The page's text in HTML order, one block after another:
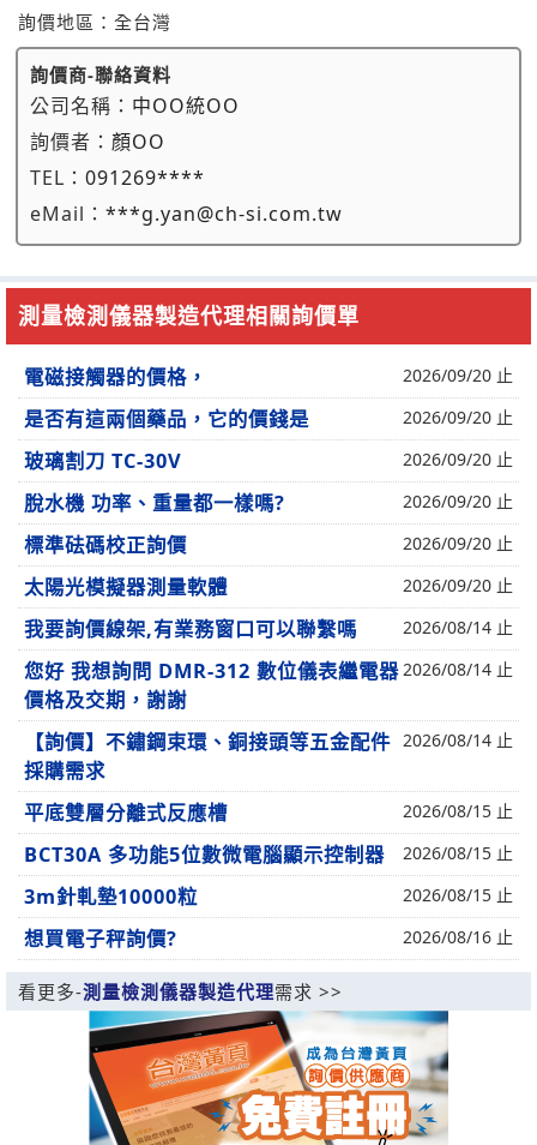
詢價地區： 全台灣
詢價商-聯絡資料
公司名稱： 中OO統OO
詢價者： 顏OO
TEL： 091269****
eMail： ***g.yan@ch-si.com.tw
測量檢測儀器製造代理相關詢價單
電磁接觸器的價格， 2026/09/20 止
是否有這兩個藥品，它的價錢是 2026/09/20 止
玻璃割刀 TC-30V 2026/09/20 止
脫水機 功率、重量都一樣嗎? 2026/09/20 止
標準砝碼校正詢價 2026/09/20 止
太陽光模擬器測量軟體 2026/09/20 止
我要詢價線架,有業務窗口可以聯繫嗎 2026/08/14 止
您好 我想詢問 DMR-312 數位儀表繼電器
價格及交期，謝謝
2026/08/14 止
【詢價】不鏽鋼束環、銅接頭等五金配件
採購需求
2026/08/14 止
平底雙層分離式反應槽 2026/08/15 止
BCT30A 多功能5位數微電腦顯示控制器 2026/08/15 止
3m針軋墊10000粒 2026/08/15 止
想買電子秤詢價? 2026/08/16 止
看更多-測量檢測儀器製造代理需求 >>